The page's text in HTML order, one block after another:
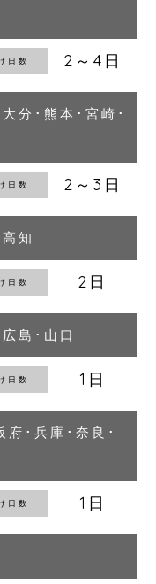
2～4日
分･熊本･宮崎･
2～3日
知
2日
島･山口
1日
府･兵庫･奈良･
1日